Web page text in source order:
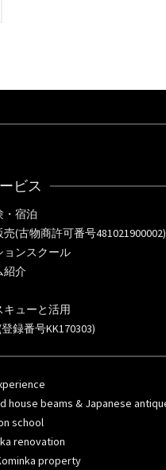
ビス
・宿泊
(古物商許可番号481021900002)
ョンスクール
紹介
ューと活用
録番号KK170303)
house beams & Japanese
school
renovation
property